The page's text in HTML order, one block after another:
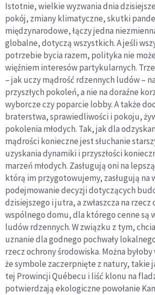
Istotnie, wielkie wyzwania dnia
pokój, zmiany klimatyczne, skutki
międzynarodowe, łączy jedna
globalne, dotyczą wszystkich. A jeśli
potrzebie bycia razem, polityka nie
więźniem interesów partykularnych.
– jak uczy mądrość rdzennych ludów –
przyszłych pokoleń, a nie na doraźne
wyborcze czy poparcie lobby. A także
braterstwa, sprawiedliwości i pokoju,
pokolenia młodych. Tak, jak dla
mądrości konieczne jest słuchanie
uzyskania dynamiki i przyszłości
marzeń młodych. Zasługują oni na
którą im przygotowujemy, zasługują na
podejmowanie decyzji dotyczących
dzisiejszego i jutra, a zwłaszcza na rzecz
wspólnego domu, dla którego cenne są
ludów rdzennych. W związku z tym,
uznanie dla godnego pochwały
rzecz ochrony środowiska. Można
że symbole zaczerpnięte z natury, takie
tej Prowincji Québecu i liść klonu na
potwierdzają ekologiczne powołanie